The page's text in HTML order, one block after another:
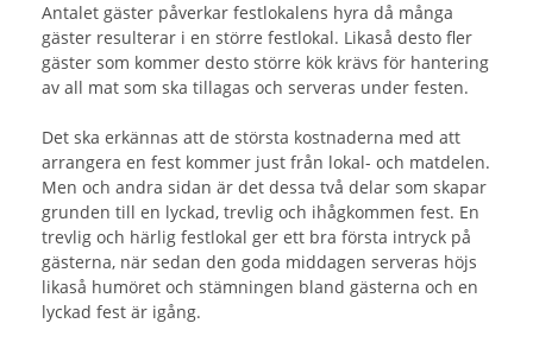
Antalet gäster påverkar festlokalens hyra då många
gäster resulterar i en större festlokal. Likaså desto fler
gäster som kommer desto större kök krävs för hantering
av all mat som ska tillagas och serveras under festen.
Det ska erkännas att de största kostnaderna med att
arrangera en fest kommer just från lokal- och matdelen.
Men och andra sidan är det dessa två delar som skapar
grunden till en lyckad, trevlig och ihågkommen fest. En
trevlig och härlig festlokal ger ett bra första intryck på
gästerna, när sedan den goda middagen serveras höjs
likaså humöret och stämningen bland gästerna och en
lyckad fest är igång.